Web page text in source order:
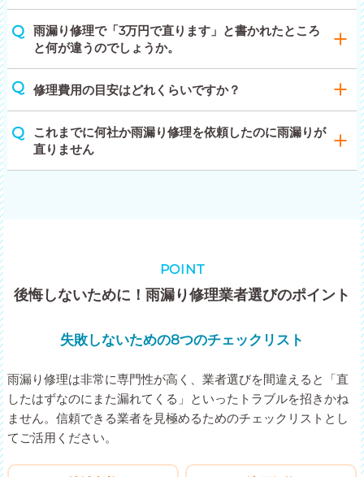
雨漏り修理で「3万円で直ります」と書かれたところ
と何が違うのでしょうか。
修理費用の目安はどれくらいですか？
これまでに何社か雨漏り修理を依頼したのに雨漏りが
直りません
後悔しないために！雨漏り修理業者選びのポイント
POINT
失敗しないための8つのチェックリスト
雨漏り修理は非常に専門性が高く、業者選びを間違えると「直
したはずなのにまた漏れてくる」といったトラブルを招きかね
ません。信頼できる業者を見極めるためのチェックリストとし
てご活用ください。